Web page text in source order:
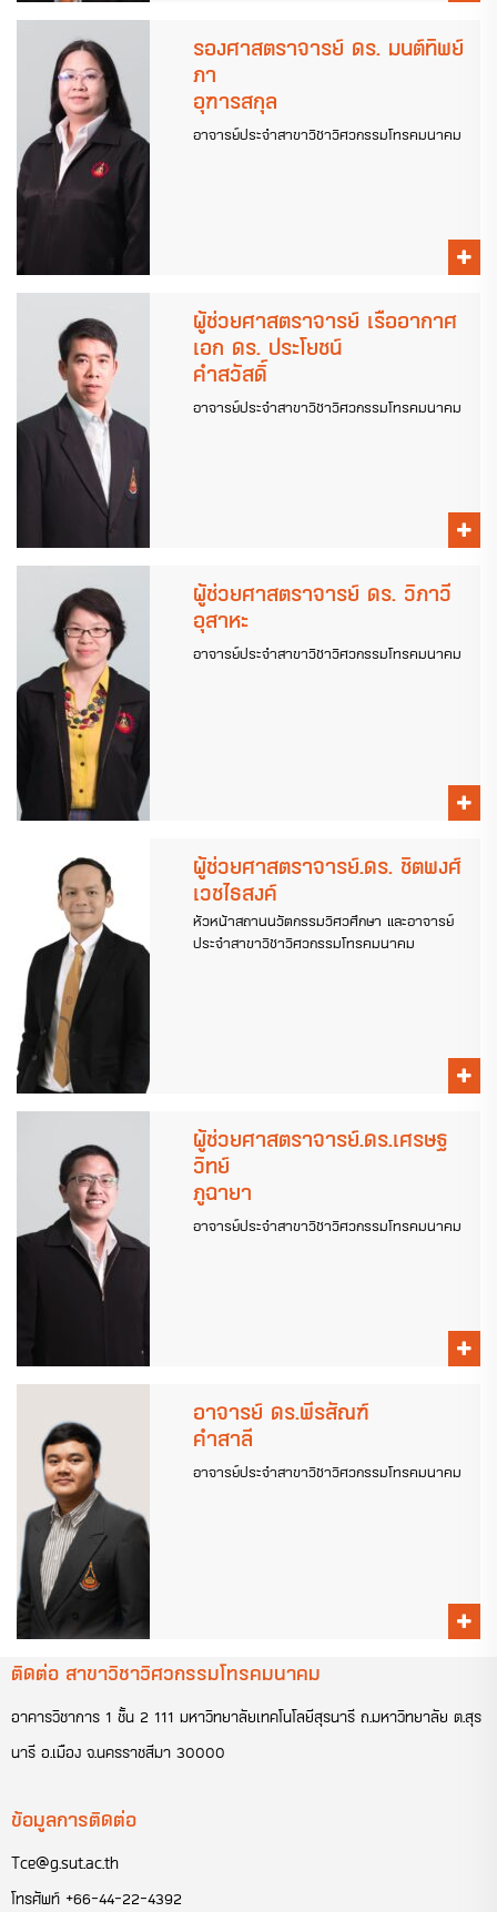
รองศาสตราจารย์ ดร. มนต์ทิพย์
ภา
อุฑารสกุล
อาจารย์ประจำสาขาวิชาวิศวกรรมโทรคมนาคม
ผู้ช่วยศาสตราจารย์ เรืออากาศ
เอก ดร. ประโยชน์
คำสวัสดิ์
อาจารย์ประจำสาขาวิชาวิศวกรรมโทรคมนาคม
ผู้ช่วยศาสตราจารย์ ดร. วิภาวี
อุสาหะ
อาจารย์ประจำสาขาวิชาวิศวกรรมโทรคมนาคม
ผู้ช่วยศาสตราจารย์.ดร. ชิตพงศ์
เวชไธสงค์
หัวหน้าสถานนวัตกรรมวิศวศึกษา และอาจารย์
ประจำสาขาวิชาวิศวกรรมโทรคมนาคม
ผู้ช่วยศาสตราจารย์.ดร.เศรษฐ
วิทย์
ภูฉายา
อาจารย์ประจำสาขาวิชาวิศวกรรมโทรคมนาคม
อาจารย์ ดร.พีรสัณฑ์
คำสาลี
อาจารย์ประจำสาขาวิชาวิศวกรรมโทรคมนาคม
ติดต่อ สาขาวิชาวิศวกรรมโทรคมนาคม
อาคารวิชาการ 1 ชั้น 2 111 มหาวิทยาลัยเทคโนโลยีสุรนารี ถ.มหาวิทยาลัย ต.สุร
นารี อ.เมือง จ.นครราชสีมา 30000
ข้อมูลการติดต่อ
Tce@g.sut.ac.th
โทรศัพท์ +66-44-22-4392